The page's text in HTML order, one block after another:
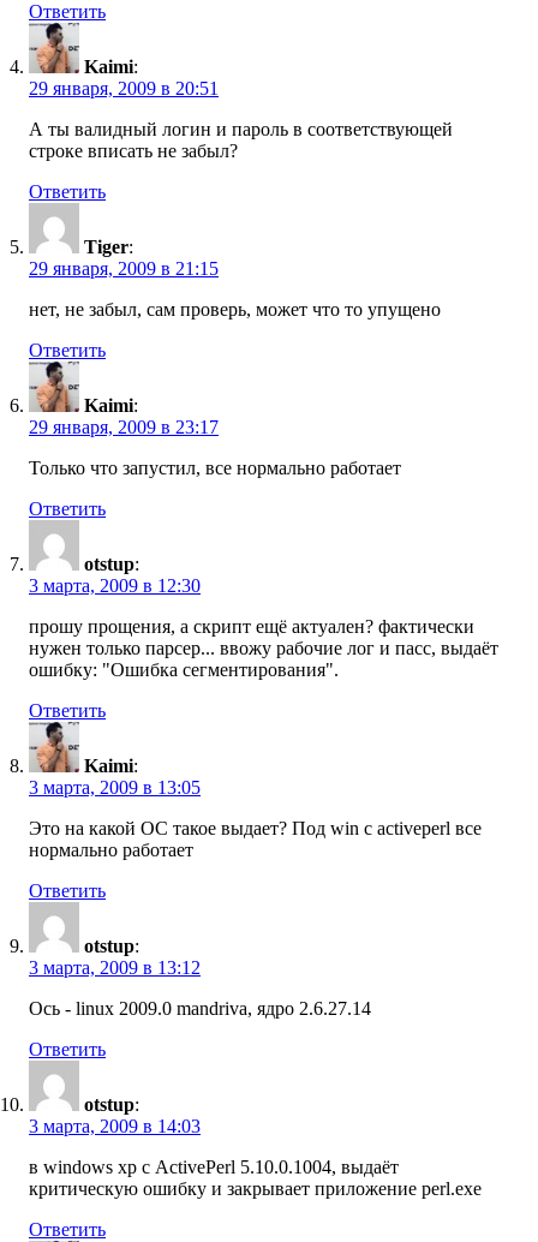
Ответить
Kaimi:
29 января, 2009 в 20:51
А ты валидный логин и пароль в соответствующей
строке вписать не забыл?
Ответить
Tiger:
29 января, 2009 в 21:15
нет, не забыл, сам проверь, может что то упущено
Ответить
Kaimi:
29 января, 2009 в 23:17
Только что запустил, все нормально работает
Ответить
otstup:
3 марта, 2009 в 12:30
прошу прощения, а скрипт ещё актуален? фактически
нужен только парсер... ввожу рабочие лог и пасс, выдаёт
ошибку: "Ошибка сегментирования".
Ответить
Kaimi:
3 марта, 2009 в 13:05
Это на какой ОС такое выдает? Под win с activeperl все
нормально работает
Ответить
otstup:
3 марта, 2009 в 13:12
Ось - linux 2009.0 mandriva, ядро 2.6.27.14
Ответить
otstup:
3 марта, 2009 в 14:03
в windows xp с ActivePerl 5.10.0.1004, выдаёт
критическую ошибку и закрывает приложение perl.exe
Ответить